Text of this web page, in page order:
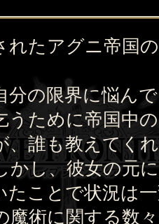
れたアグニ帝国
分の限界に悩ん
うために帝国中
、誰も教えてく
かし、彼女の元
たことで状況は
魔術に関する数